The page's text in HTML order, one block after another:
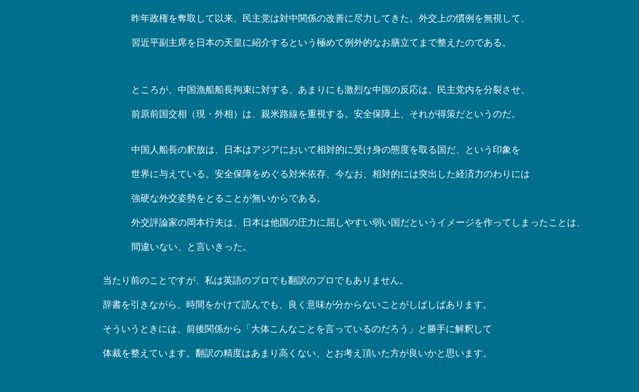
昨年政権を奪取して以来、民主党は対中関係の改善に尽力してきた。外交上の慣例を無視して、
習近平副主席を日本の天皇に紹介するという極めて例外的なお膳立てまで整えたのである。
ところが、中国漁船船長拘束に対する、あまりにも激烈な中国の反応は、民主党内を分裂させ、
前原前国交相（現・外相）は、親米路線を重視する。安全保障上、それが得策だというのだ。
中国人船長の釈放は、日本はアジアにおいて相対的に受け身の態度を取る国だ、という印象を
世界に与えている。安全保障をめぐる対米依存、今なお、相対的には突出した経済力のわりには
強硬な外交姿勢をとることが無いからである。
外交評論家の岡本行夫は、日本は他国の圧力に屈しやすい弱い国だというイメージを作ってしまったことは、
間違いない、と言いきった。
当たり前のことですが、私は英語のプロでも翻訳のプロでもありません。
辞書を引きながら、時間をかけて読んでも、良く意味が分からないことがしばしばあります。
そういうときには、前後関係から「大体こんなことを言っているのだろう」と勝手に解釈して
体裁を整えています。翻訳の精度はあまり高くない、とお考え頂いた方が良いかと思います。